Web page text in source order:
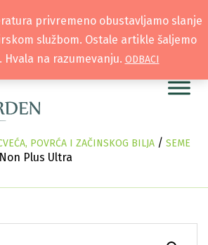
POVRĆA I ZAČINSKOG BILJA / SEME
Plus Ultra
privremeno obustavljamo slanje
službom. Ostale artikle šaljemo
Hvala na razumevanju. ODBACI